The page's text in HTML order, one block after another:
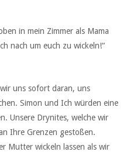
in mein Zimmer als Mama
nach um euch zu wickeln!“
uns sofort daran, uns
Simon und Ich würden eine
Unsere Drynites, welche wir
Ihre Grenzen gestoßen.
Mutter wickeln lassen als wir